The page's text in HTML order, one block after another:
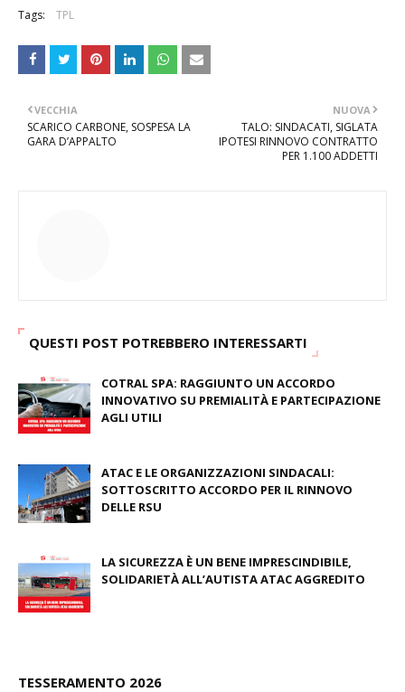
Tags: TPL
NUOVA
TALO: SINDACATI, SIGLATA
IPOTESI RINNOVO CONTRATTO
PER 1.100 ADDETTI
VECCHIA
SCARICO CARBONE, SOSPESA LA
GARA D’APPALTO
QUESTI POST POTREBBERO INTERESSARTI
COTRAL SPA: RAGGIUNTO UN ACCORDO
INNOVATIVO SU PREMIALITÀ E PARTECIPAZIONE
AGLI UTILI
ATAC E LE ORGANIZZAZIONI SINDACALI:
SOTTOSCRITTO ACCORDO PER IL RINNOVO
DELLE RSU
LA SICUREZZA È UN BENE IMPRESCINDIBILE,
SOLIDARIETÀ ALL’AUTISTA ATAC AGGREDITO
TESSERAMENTO 2026